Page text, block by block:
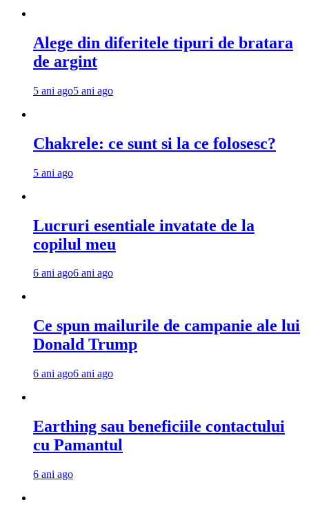
Alege din diferitele tipuri de bratara
de argint
5 ani ago5 ani ago
Chakrele: ce sunt si la ce folosesc?
5 ani ago
Lucruri esentiale invatate de la
copilul meu
6 ani ago6 ani ago
Ce spun mailurile de campanie ale lui
Donald Trump
6 ani ago6 ani ago
Earthing sau beneficiile contactului
cu Pamantul
6 ani ago